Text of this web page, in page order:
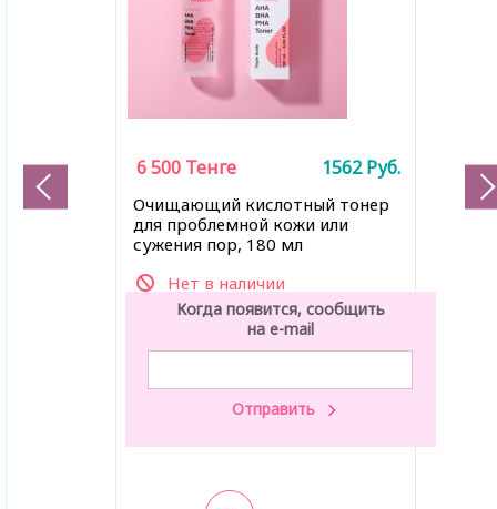
Очищающий кислотный тонер
для проблемной кожи или
сужения пор, 180 мл
Нет в наличии
6 500 Тенге 1562Руб.
Когда появится, сообщить
на e-mail